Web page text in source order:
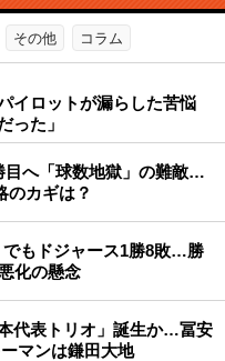
その他 コラム
イロットが漏らした苦悩
った」
目へ「球数地獄」の難敵…
のカギは？
でもドジャース1勝8敗…勝
化の懸念
代表トリオ」誕生か…冨安
マンは鎌田大地